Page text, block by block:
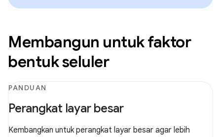
Membangun untuk faktor
bentuk seluler
PANDUAN
Perangkat layar besar
Kembangkan untuk perangkat layar besar agar lebih